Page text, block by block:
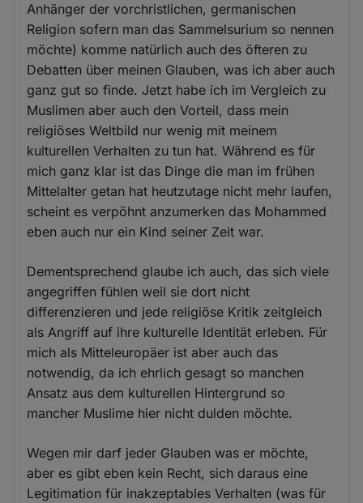
Anhänger der vorchristlichen, germanischen
Religion sofern man das Sammelsurium so nennen
möchte) komme natürlich auch des öfteren zu
Debatten über meinen Glauben, was ich aber auch
ganz gut so finde. Jetzt habe ich im Vergleich zu
Muslimen aber auch den Vorteil, dass mein
religiöses Weltbild nur wenig mit meinem
kulturellen Verhalten zu tun hat. Während es für
mich ganz klar ist das Dinge die man im frühen
Mittelalter getan hat heutzutage nicht mehr laufen,
scheint es verpöhnt anzumerken das Mohammed
eben auch nur ein Kind seiner Zeit war.
Dementsprechend glaube ich auch, das sich viele
angegriffen fühlen weil sie dort nicht
differenzieren und jede religiöse Kritik zeitgleich
als Angriff auf ihre kulturelle Identität erleben. Für
mich als Mitteleuropäer ist aber auch das
notwendig, da ich ehrlich gesagt so manchen
Ansatz aus dem kulturellen Hintergrund so
mancher Muslime hier nicht dulden möchte.
Wegen mir darf jeder Glauben was er möchte,
aber es gibt eben kein Recht, sich daraus eine
Legitimation für inakzeptables Verhalten (was für